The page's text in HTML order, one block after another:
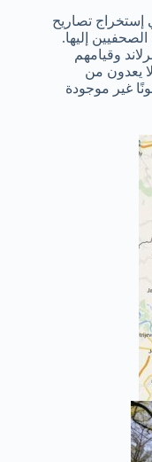
إستخراج تصاريح
إليها.
وقيامهم
يعدون من
غير موجودة